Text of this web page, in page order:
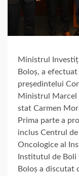
Ministrul
Boloș, a
președintelui
Ministrul Marcel
stat Carmen
Prima parte a
inclus Centrul
Oncologice al
Institutul de
Boloș a discutat